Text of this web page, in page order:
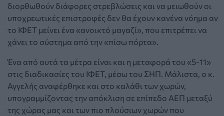
διορθωθούν διάφορες στρεβλώσεις και να μειωθούν οι
υποχρεωτικές επιστροφές δεν θα έχουν κανένα νόημα αν
το ΙΦΕΤ μείνει ένα «ανοικτό μαγαζί», που επιτρέπει να
χάνει το σύστημα από την «πίσω πόρτα».
Ένα από αυτά τα μέτρα είναι και η μεταφορά του «5-11»
στις διαδικασίες του ΙΦΕΤ, μέσω του ΣΗΠ. Μάλιστα, ο κ.
Αγγελής αναφέρθηκε και στο καλάθι των χωρών,
υπογραμμίζοντας την απόκλιση σε επίπεδο ΑΕΠ μεταξύ
της χώρας μας και των πιο πλούσιων χωρών που